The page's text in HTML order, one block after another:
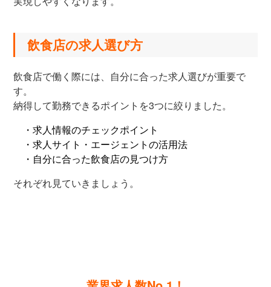
飲食店の求人選び方
飲食店で働く際には、自分に合った求人選びが重要で
す。
納得して勤務できるポイントを3つに絞りました。
・求人情報のチェックポイント
・求人サイト・エージェントの活用法
・自分に合った飲食店の見つけ方
それぞれ見ていきましょう。